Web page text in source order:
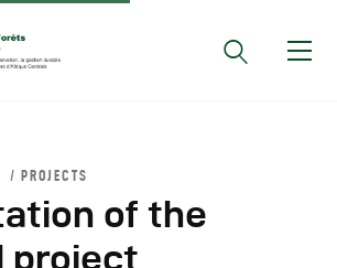
Des Ministres
Rendus De
Sous-
PROJECTS
of the
project